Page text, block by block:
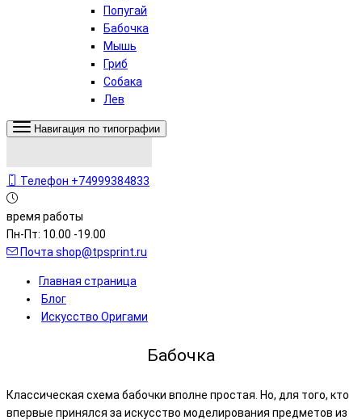
Попугай
Бабочка
Мышь
Гриб
Собака
Лев
Навигация по типографии
Телефон +74999384833
время работы
Пн-Пт: 10.00 -19.00
Почта shop@tpsprint.ru
Главная страница
Блог
Искусство Оригами
Бабочка
Классическая схема бабочки вполне простая. Но, для того, кто
впервые принялся за искусство моделирования предметов из